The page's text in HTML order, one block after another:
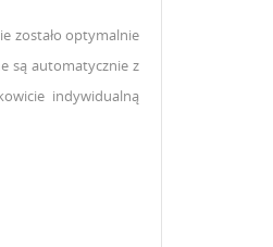
zostało optymalnie
są automatycznie z
indywidualną